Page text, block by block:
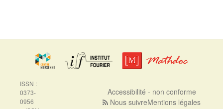
ISSN :
0373-
0956
Accessibilité - non conforme
Nous suivreMentions légales